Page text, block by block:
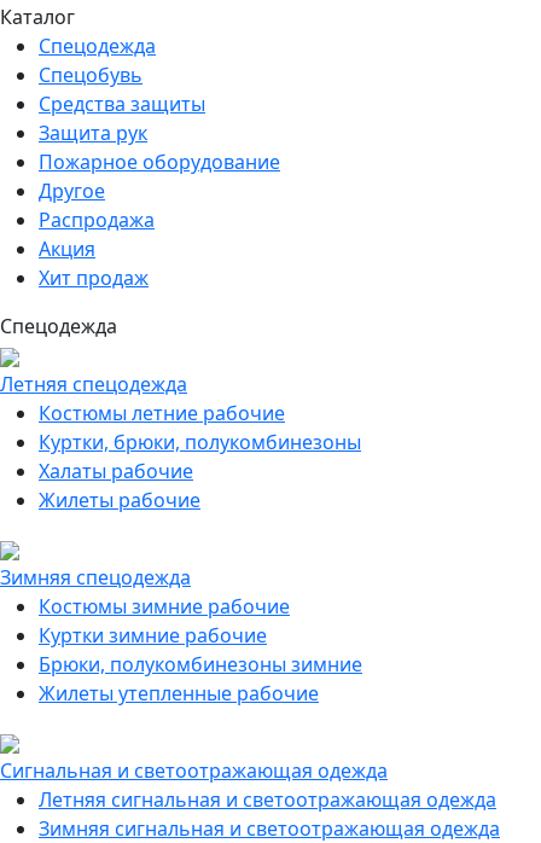
Каталог
Спецодежда
Спецобувь
Средства защиты
Защита рук
Пожарное оборудование
Другое
Распродажа
Акция
Хит продаж
Спецодежда
Летняя спецодежда
Костюмы летние рабочие
Куртки, брюки, полукомбинезоны
Халаты рабочие
Жилеты рабочие
Зимняя спецодежда
Костюмы зимние рабочие
Куртки зимние рабочие
Брюки, полукомбинезоны зимние
Жилеты утепленные рабочие
Сигнальная и светоотражающая одежда
Летняя сигнальная и светоотражающая одежда
Зимняя сигнальная и светоотражающая одежда